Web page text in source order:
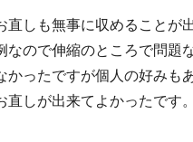
直しも無事に収めることが
なので伸縮のところで問題
かったですが個人の好みも
しが出来てよかったです。